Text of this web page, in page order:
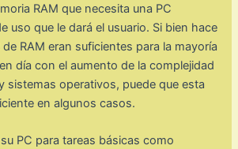
RAM que necesita una PC
uso que le dará el usuario. Si bien hace
RAM eran suficientes para la mayoría
día con el aumento de la complejidad
sistemas operativos, puede que esta
en algunos casos.
PC para tareas básicas como